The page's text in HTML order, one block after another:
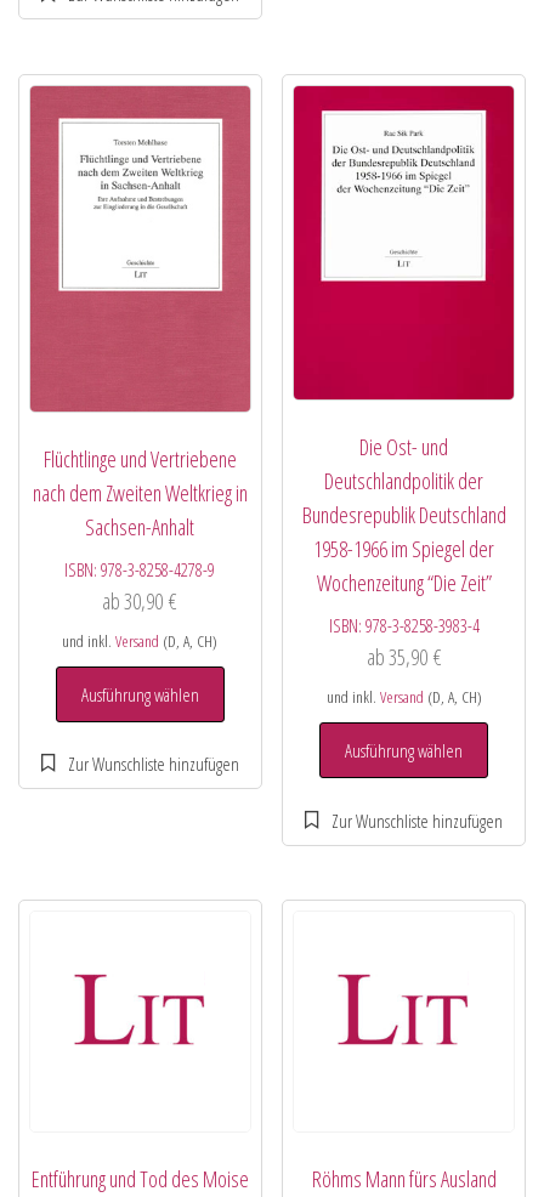
Flüchtlinge und Vertriebene
nach dem Zweiten Weltkrieg in
Sachsen-Anhalt
ISBN:978-3-8258-4278-9
ab30,90€
und inkl.Versand (D, A, CH)
Ausführung wählen
Die Ost- und
Deutschlandpolitik der
Bundesrepublik Deutschland
1958-1966 im Spiegel der
Wochenzeitung “Die Zeit”
ISBN: 978-3-8258-3983-4
ab35,90 €
und inkl. Versand (D, A, CH)
Ausführung wählen
Entführung und Tod des Moise
Röhms Mann fürs Ausland